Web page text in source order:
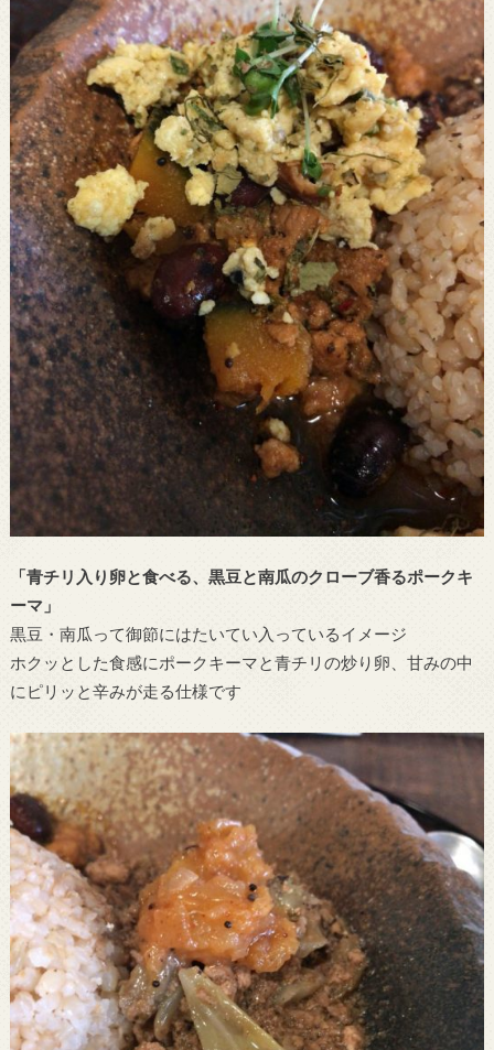
「青チリ入り卵と食べる、黒豆と南瓜のクローブ香るポークキ
ーマ」
黒豆・南瓜って御節にはたいてい入っているイメージ
ホクッとした食感にポークキーマと青チリの炒り卵、甘みの中
にピリッと辛みが走る仕様です